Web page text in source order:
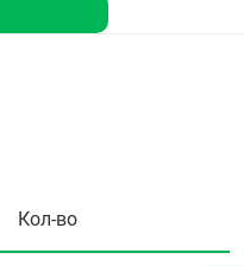
Кол-во